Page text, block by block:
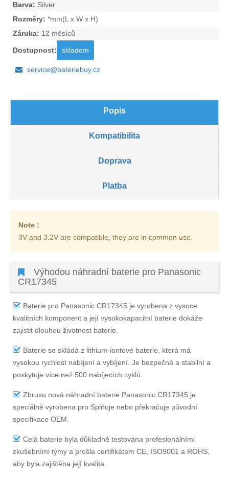
Barva: Silver
Rozměry: *mm(L x W x H)
Záruka: 12 měsíců
Dostupnost: skladem
service@bateriebuy.cz
Popis
Kompatibilita
Doprava
Platba
Note :
3V and 3.2V are compatible, they are in common use.
Výhodou náhradní baterie pro Panasonic
CR17345
Baterie pro Panasonic CR17345 je vyrobena z vysoce
kvalitních komponent a její vysokokapacitní baterie dokáže
zajistit dlouhou životnost baterie.
Baterie se skládá z lithium-iontové baterie, která má
vysokou rychlost nabíjení a vybíjení. Je bezpečná a stabilní a
poskytuje více než 500 nabíjecích cyklů.
Zbrusu nová náhradní baterie Panasonic CR17345 je
speciálně vyrobena pro Splňuje nebo překračuje původní
specifikace OEM.
Celá baterie byla důkladně testována profesionálními
zkušebními týmy a prošla certifikátem CE, ISO9001 a ROHS,
aby byla zajištěna její kvalita.